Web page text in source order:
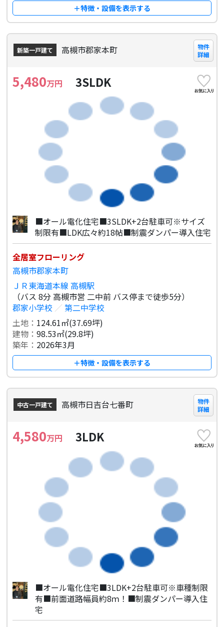
＋特徴・設備を表示する
新築一戸建て 高槻市郡家本町
物件
詳細
5,480万円 3SLDK
■オール電化住宅■3SLDK+2台駐車可※サイズ
制限有■LDK広々約18帖■制震ダンパー導入住宅
全居室フローリング
高槻市郡家本町
ＪＲ東海道本線 高槻駅
（バス 8分 高槻市営 二中前 バス停まで徒歩5分）
郡家小学校 ／ 第二中学校
土地： 124.61㎡(37.69坪)
建物：98.53㎡(29.8坪)
築年： 2026年3月
＋特徴・設備を表示する
中古一戸建て 高槻市日吉台七番町
物件
詳細
4,580万円 3LDK
■オール電化住宅■3LDK+2台駐車可※車種制限
有■前面道路幅員約8ｍ！■制震ダンパー導入住
宅